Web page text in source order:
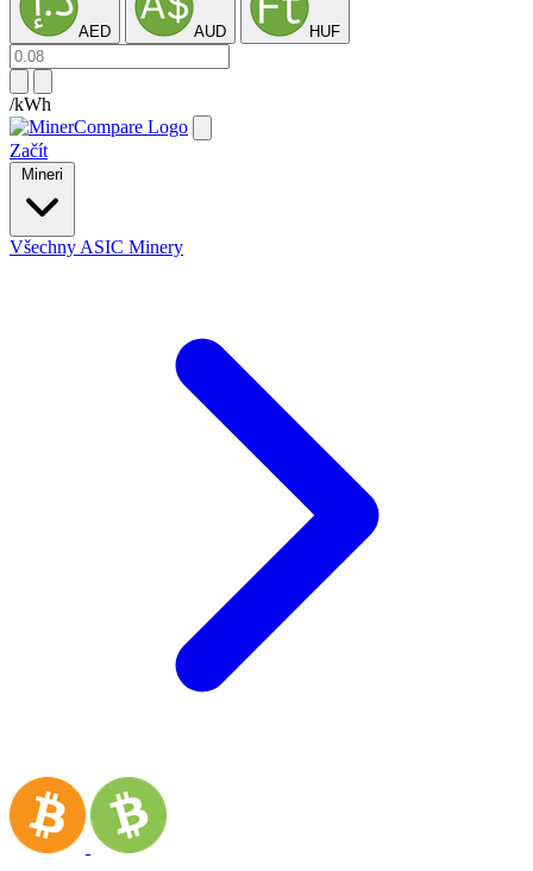
AED AUD HUF
/kWh
Začít
Mineri
Všechny ASIC Minery